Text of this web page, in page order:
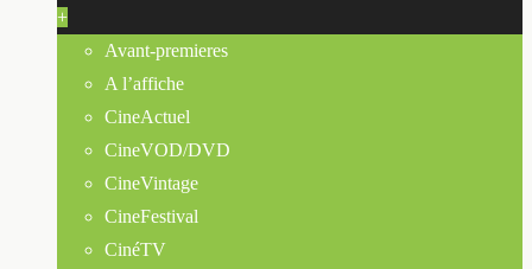
+
Avant-premieres
A l’affiche
CineActuel
CineVOD/DVD
CineVintage
CineFestival
CinéTV